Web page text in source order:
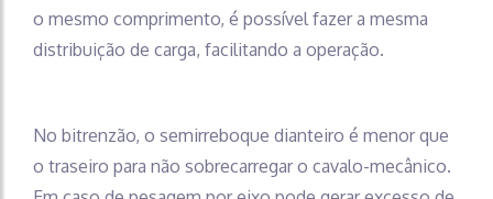
o mesmo comprimento, é possível fazer a mesma
distribuição de carga, facilitando a operação.
No bitrenzão, o semirreboque dianteiro é menor que
o traseiro para não sobrecarregar o cavalo-mecânico.